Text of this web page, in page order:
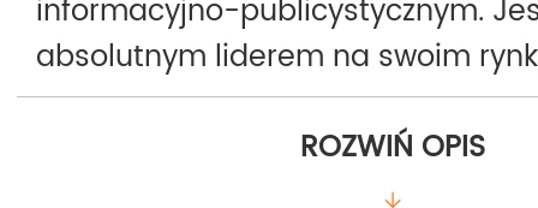
informacyjno-publicystycznym.
absolutnym liderem na swoim
względem czytelnictwa i
postrzegana, jako najbardziej
dziennik lokalny i ceniony nośnik
ROZWIŃ OPIS